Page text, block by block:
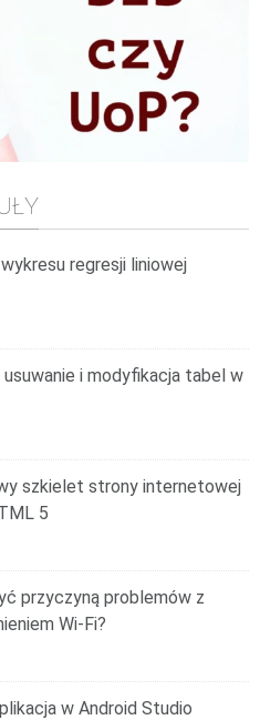
regresji liniowej
usuwanie i modyfikacja tabel w
szkielet strony internetowej
5
przyczyną problemów z
Wi-Fi?
w Android Studio